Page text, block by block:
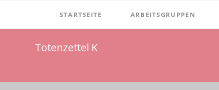
STARTSEITE ARBEITSGRUPPEN
Totenzettel K